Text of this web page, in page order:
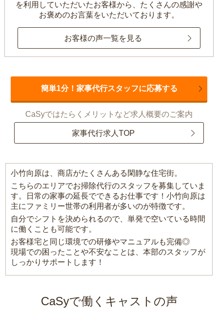
を利用していただいたお客様から、 たくさんの感謝や
お褒めのお言葉をいただいております。
お客様の声一覧を見る
簡単1分！家事代行スタッフに応募する
CaSyではたらくメリットなど求人概要のご案内
家事代行求人TOP
小竹向原は、商店がたくさんある閑静な住宅街。
こちらのエリアでお掃除代行のスタッフを募集していま
す。日常の家事の延長でできるお仕事です！小竹向原は
主にファミリー世帯の利用者が多いのが特徴です。
自分でシフトを決められるので、単発で空いている時間
に働くことも可能です。
お客様宅と同じ環境での研修やマニュアルも完備◎
現場での困ったことや不安なことは、本部のスタッフが
しっかりサポートします！
CaSyで働くキャストの声